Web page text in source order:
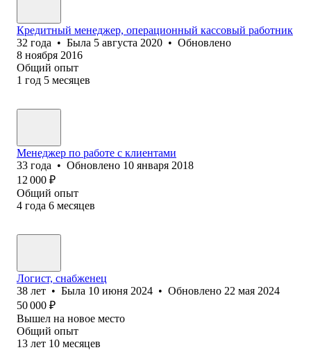
Кредитный менеджер, операционный кассовый работник
32 года • Была 5 августа 2020 • Обновлено
8 ноября 2016
Общий опыт
1 год 5 месяцев
Менеджер по работе с клиентами
33 года • Обновлено 10 января 2018
12 000 ₽
Общий опыт
4 года 6 месяцев
Логист, снабженец
38 лет • Была 10 июня 2024 • Обновлено 22 мая 2024
50 000 ₽
Вышел на новое место
Общий опыт
13 лет 10 месяцев